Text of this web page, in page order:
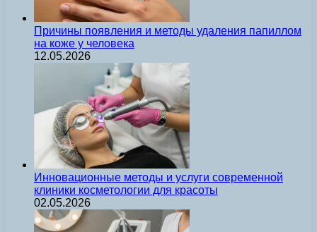
Причины появления и методы удаления папиллом
на коже у человека
12.05.2026
Инновационные методы и услуги современной
клиники косметологии для красоты
02.05.2026